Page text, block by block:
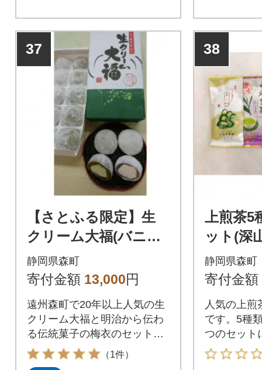
37
【さとふる限定】生
クリーム大福(バニ
ラ・静岡抹茶)10個入
と遠州森町銘菓梅衣10
静岡県森町
寄付金額 13,000円
遠州森町で20年以上人気の生
クリーム大福と明治から伝わ
る伝統菓子の梅衣のセットで
す
（1件）
38
上煎茶5
ット(深
香・掛
り・あ
静岡県森町
寄付金額
人気の上煎
です。5種
つのセット
します。